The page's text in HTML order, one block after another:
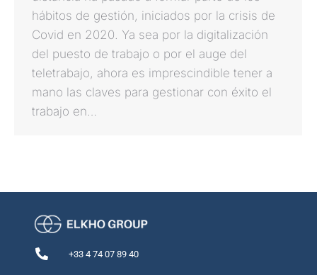
hábitos de gestión, iniciados por la crisis de
Covid en 2020. Ya sea por la digitalización
del puesto de trabajo o por el auge del
teletrabajo, ahora es imprescindible tener a
mano las claves para gestionar con éxito el
trabajo en…
+33 4 74 07 89 40